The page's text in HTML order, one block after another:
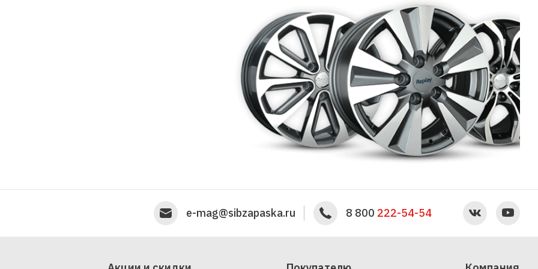
e-mag@sibzapaska.ru 8 800 222-54-54